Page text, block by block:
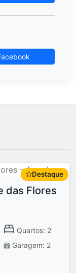
Destaque
das Flores
Quartos: 2
Garagem: 2